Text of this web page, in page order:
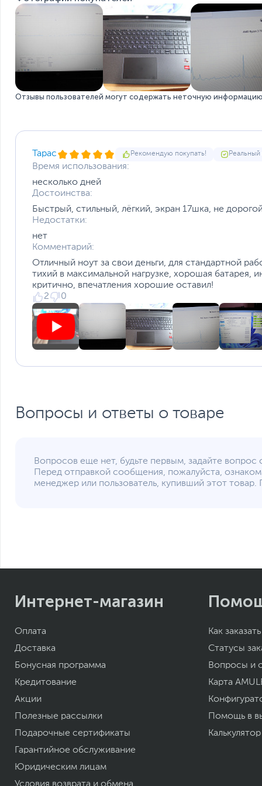
Функции и особенности
Материалы отделки
Особенности веб-камеры
Особенности клавиатуры
Цвет, используемый в оформлении
Дополнительно
Операционная система
Операционная система
Внимание
Размеры и вес
Размеры (Ш х В х Г)
Вес, кг
Размеры упаковки (Ш х В х Г)
Заводские данные
Срок гарантии (мес.)
Ссылка на сайт производителя
Если вы заметили ошибку или неточность в описании товара,
Xарактеристики, комплект поставки и внешний вид данного
без отражения в каталоге интернет-магазина.
Отзывы пользователей могут содержать неточную
Тарас Рекомендую покупать! Реальный
Время использования:
несколько дней
Достоинства:
Быстрый, стильный, лёгкий, экран 17шка, не
Недостатки:
нет
Комментарий:
Отличный ноут за свои деньги, для стандартной
тихий в максимальной нагрузке, хорошая батарея,
критично, впечатления хорошие оставил!
2
0
Вопросы и ответы о товаре
Вопросов еще нет, будьте первым, задайте
Перед отправкой сообщения, пожалуйста,
менеджер или пользователь, купивший этот
Интернет-магазин
Оплата
Доставка
Бонусная программа
Кредитование
Акции
Полезные рассылки
Подарочные сертификаты
Гарантийное обслуживание
Юридическим лицам
Условия возврата и обмена
Как заказать
Статусы
Вопросы и
Карта
Помощь в